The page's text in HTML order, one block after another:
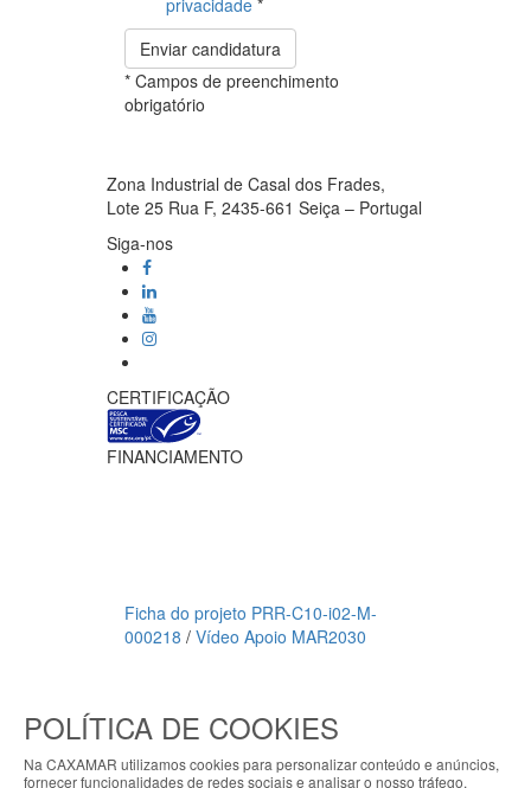
privacidade *
Enviar candidatura
* Campos de preenchimento
obrigatório
Zona Industrial de Casal dos Frades,
Lote 25 Rua F, 2435-661 Seiça – Portugal
Siga-nos
CERTIFICAÇÃO
FINANCIAMENTO
Ficha do projeto PRR-C10-i02-M-
000218 / Vídeo Apoio MAR2030
CAXAMAR © 2023
Todos os direitos reservados / Salvo
indicação de contrário as promoções
POLÍTICA DE COOKIES
Na CAXAMAR utilizamos cookies para personalizar conteúdo e anúncios,
fornecer funcionalidades de redes sociais e analisar o nosso tráfego.